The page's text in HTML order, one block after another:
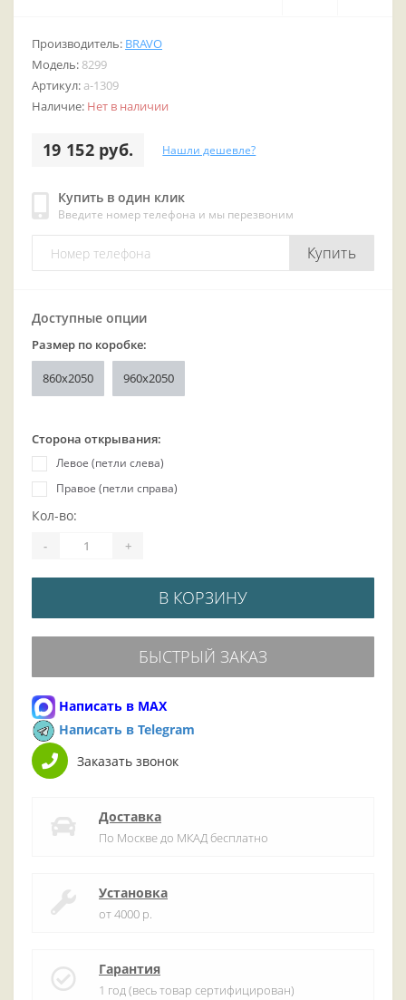
Производитель: BRAVO
Модель: 8299
Артикул: a-1309
Наличие: Нет в наличии
19 152 руб. Нашли дешевле?
Купить в один клик
Введите номер телефона и мы перезвоним
Купить
Доступные опции
Размер по коробке:
860x2050 960x2050
Сторона открывания:
Левое (петли слева)
Правое (петли справа)
Кол-во:
- +
В КОРЗИНУ
БЫСТРЫЙ ЗАКАЗ
Написать в MAX
Написать в Telegram
Заказать звонок
Доставка
По Москве до МКАД бесплатно
Установка
от 4000 р.
Гарантия
1 год (весь товар сертифицирован)